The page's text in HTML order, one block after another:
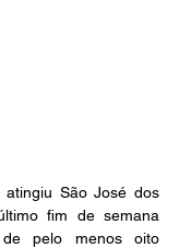
São José dos
fim de semana
pelo menos oito